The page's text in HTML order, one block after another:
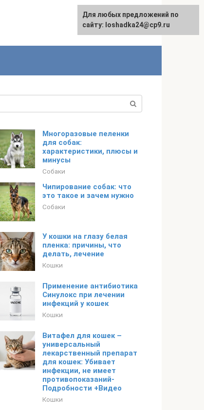
Многоразовые пеленки
для собак:
характеристики, плюсы и
минусы
Собаки
Чипирование собак: что
это такое и зачем нужно
Собаки
У кошки на глазу белая
пленка: причины, что
делать, лечение
Кошки
Применение антибиотика
Синулокс при лечении
инфекций у кошек
Кошки
Витафел для кошек –
универсальный
лекарственный препарат
для кошек: Убивает
инфекции, не имеет
противопоказаний-
Подробности +Видео
Кошки
Для любых предложений по
сайту: loshadka24@cp9.ru